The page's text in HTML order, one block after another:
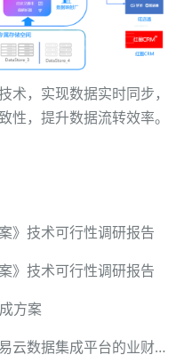
术，实现数据实时同步，
性，提升数据流转效率。
》技术可行性调研报告
》技术可行性调研报告
方案
销售易对接金蝶云星空：基于轻易云数据集成平台的业财一体化硬核技术方案